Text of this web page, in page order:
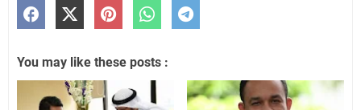
You may like these posts :